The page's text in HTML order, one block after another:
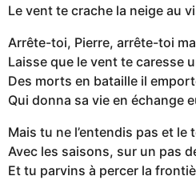
Le vent te crache la neige au
Arrête-toi, Pierre, arrête-toi
Laisse que le vent te caresse
Des morts en bataille il
Qui donna sa vie en échange
Mais tu ne l’entendis pas et le
Avec les saisons, sur un pas
Et tu parvins à percer la